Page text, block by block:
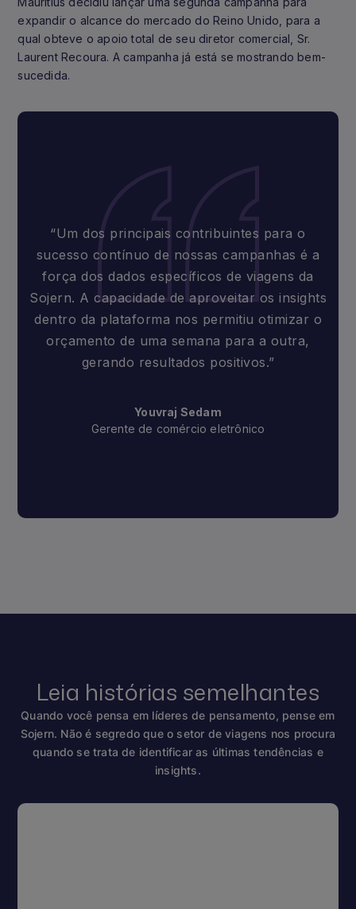
expandir o alcance do mercado do Reino Unido, para a
qual obteve o apoio total de seu diretor comercial, Sr.
Laurent Recoura. A campanha já está se mostrando bem-
sucedida.
“Um dos principais contribuintes para o
sucesso contínuo de nossas campanhas é a
força dos dados específicos de viagens da
Sojern. A capacidade de aproveitar os insights
dentro da plataforma nos permitiu otimizar o
orçamento de uma semana para a outra,
gerando resultados positivos.”
Youvraj Sedam
Gerente de comércio eletrônico
Leia histórias semelhantes
Quando você pensa em líderes de pensamento, pense em
Sojern. Não é segredo que o setor de viagens nos procura
quando se trata de identificar as últimas tendências e
insights.